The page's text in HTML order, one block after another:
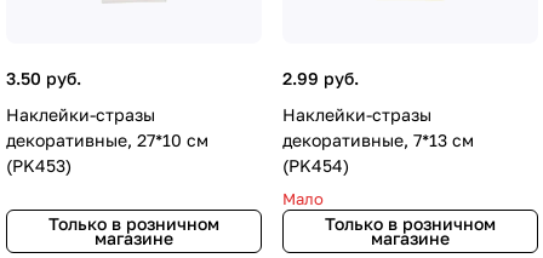
3.50 руб.
Наклейки-стразы
декоративные, 27*10 cм
(PK453)
Только в розничном
магазине
2.99 руб.
Наклейки-стразы
декоративные, 7*13 cм
(PK454)
Мало
Только в розничном
магазине